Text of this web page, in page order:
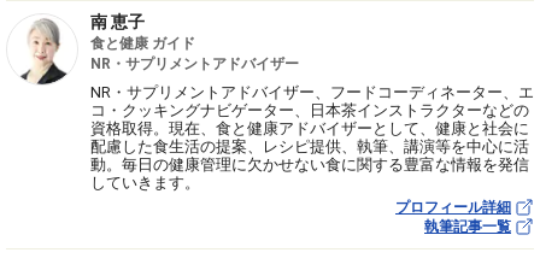
南 恵子
食と健康 ガイド
NR・サプリメントアドバイザー
NR・サプリメントアドバイザー、フードコーディネーター、エ
コ・クッキングナビゲーター、日本茶インストラクターなどの
資格取得。現在、食と健康アドバイザーとして、健康と社会に
配慮した食生活の提案、レシピ提供、執筆、講演等を中心に活
動。毎日の健康管理に欠かせない食に関する豊富な情報を発信
していきます。
プロフィール詳細
執筆記事一覧